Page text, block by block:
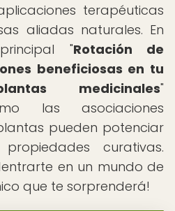
terapéuticas
aliadas naturales. En
"Rotación de
beneficiosas en tu
medicinales"
las asociaciones
pueden potenciar
curativas.
en un mundo de
que te sorprenderá!